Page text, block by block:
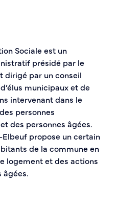
Sociale est un
présidé par le
dirigé par un conseil
municipaux et de
intervenant dans le
personnes
des personnes âgées.
propose un certain
de la commune en
logement et des actions
âgées.
le jardinage